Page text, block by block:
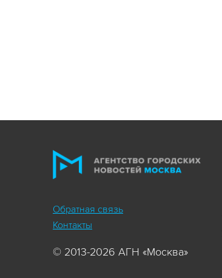
Обратная связь
Контакты
© 2013-2026 АГН «Москва»